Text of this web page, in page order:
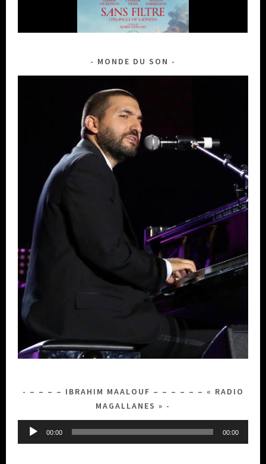
MONDE DU SON
– – – – IBRAHIM MAALOUF – – – – – – « RADIO
MAGALLANES »
Lecteur
00:00 00:00